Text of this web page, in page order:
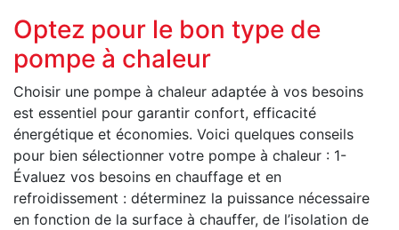
Optez pour le bon type de
pompe à chaleur
Choisir une pompe à chaleur adaptée à vos besoins
est essentiel pour garantir confort, efficacité
énergétique et économies. Voici quelques conseils
pour bien sélectionner votre pompe à chaleur : 1-
Évaluez vos besoins en chauffage et en
refroidissement : déterminez la puissance nécessaire
en fonction de la surface à chauffer, de l’isolation de